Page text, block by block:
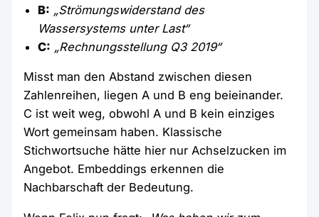
B: „Strömungswiderstand des
Wassersystems unter Last“
C: „Rechnungsstellung Q3 2019“
Misst man den Abstand zwischen diesen
Zahlenreihen, liegen A und B eng beieinander.
C ist weit weg, obwohl A und B kein einziges
Wort gemeinsam haben. Klassische
Stichwortsuche hätte hier nur Achselzucken im
Angebot. Embeddings erkennen die
Nachbarschaft der Bedeutung.